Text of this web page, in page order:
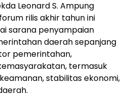
Leonard S. Ampung
rilis akhir tahun ini
sarana penyampaian
daerah sepanjang
pemerintahan,
termasuk
stabilitas ekonomi,